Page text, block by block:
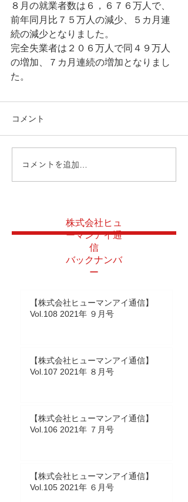
８月の就業者数は６，６７６万人で、
前年同月比７５万人の減少、５カ月連
続の減少となりました。
完全失業者は２０６万人で同４９万人
の増加、７カ月連続の増加となりまし
た。
コメント
コメントを追加…
株式会社ヒュ
ーマンアイ通
信
バックナンバ
ー
【株式会社ヒューマンアイ通信】
Vol.108 2021年 ９月号
【株式会社ヒューマンアイ通信】
Vol.107 2021年 ８月号
【株式会社ヒューマンアイ通信】
Vol.106 2021年 ７月号
【株式会社ヒューマンアイ通信】
Vol.105 2021年 ６月号